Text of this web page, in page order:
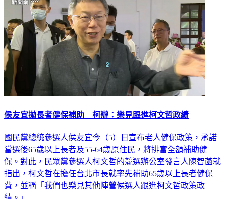
侯友宜拋長者健保補助 柯辦：樂見跟進柯文哲政績
國民黨總統參選人侯友宜今（5）日宣布老人健保政策，承諾
當選後65歲以上長者及55-64歲原住民，將排富全額補助健
保。對此，民眾黨參選人柯文哲的競選辦公室發言人陳智菡就
指出，柯文哲在擔任台北市長就率先補助65歲以上長者健保
費，並稱「我們也樂見其他陣營候選人跟進柯文哲政策政